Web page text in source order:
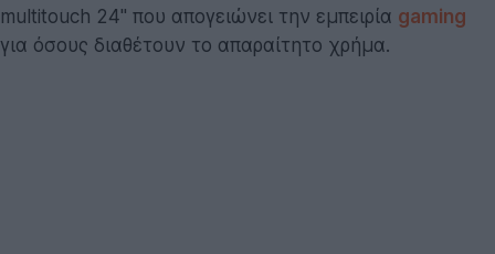
multitouch 24'' που απογειώνει την εμπειρία gaming
για όσους διαθέτουν το απαραίτητο χρήμα.